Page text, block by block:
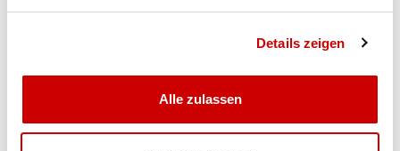
Details zeigen
Alle zulassen
Produktbeschreibung